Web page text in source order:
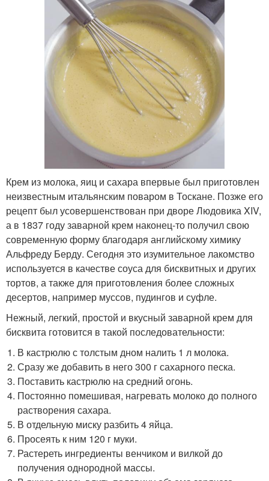
Крем из молока, яиц и сахара впервые был приготовлен
неизвестным итальянским поваром в Тоскане. Позже его
рецепт был усовершенствован при дворе Людовика XIV,
а в 1837 году заварной крем наконец-то получил свою
современную форму благодаря английскому химику
Альфреду Берду. Сегодня это изумительное лакомство
используется в качестве соуса для бисквитных и других
тортов, а также для приготовления более сложных
десертов, например муссов, пудингов и суфле.
Нежный, легкий, простой и вкусный заварной крем для
бисквита готовится в такой последовательности:
В кастрюлю с толстым дном налить 1 л молока.
Сразу же добавить в него 300 г сахарного песка.
Поставить кастрюлю на средний огонь.
Постоянно помешивая, нагревать молоко до полного
растворения сахара.
В отдельную миску разбить 4 яйца.
Просеять к ним 120 г муки.
Растереть ингредиенты венчиком и вилкой до
получения однородной массы.